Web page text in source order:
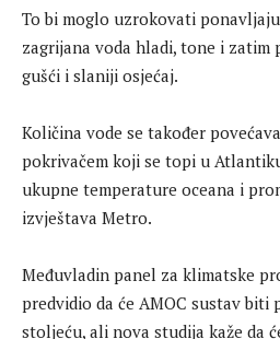
To bi moglo uzrokovati
zagrijana voda hladi, tone i zatim
gušći i slaniji osjećaj.
Količina vode se također
pokrivačem koji se topi u
ukupne temperature oceana i
izvještava Metro.
Međuvladin panel za klimatske
predvidio da će AMOC sustav biti
stoljeću, ali nova studija kaže da